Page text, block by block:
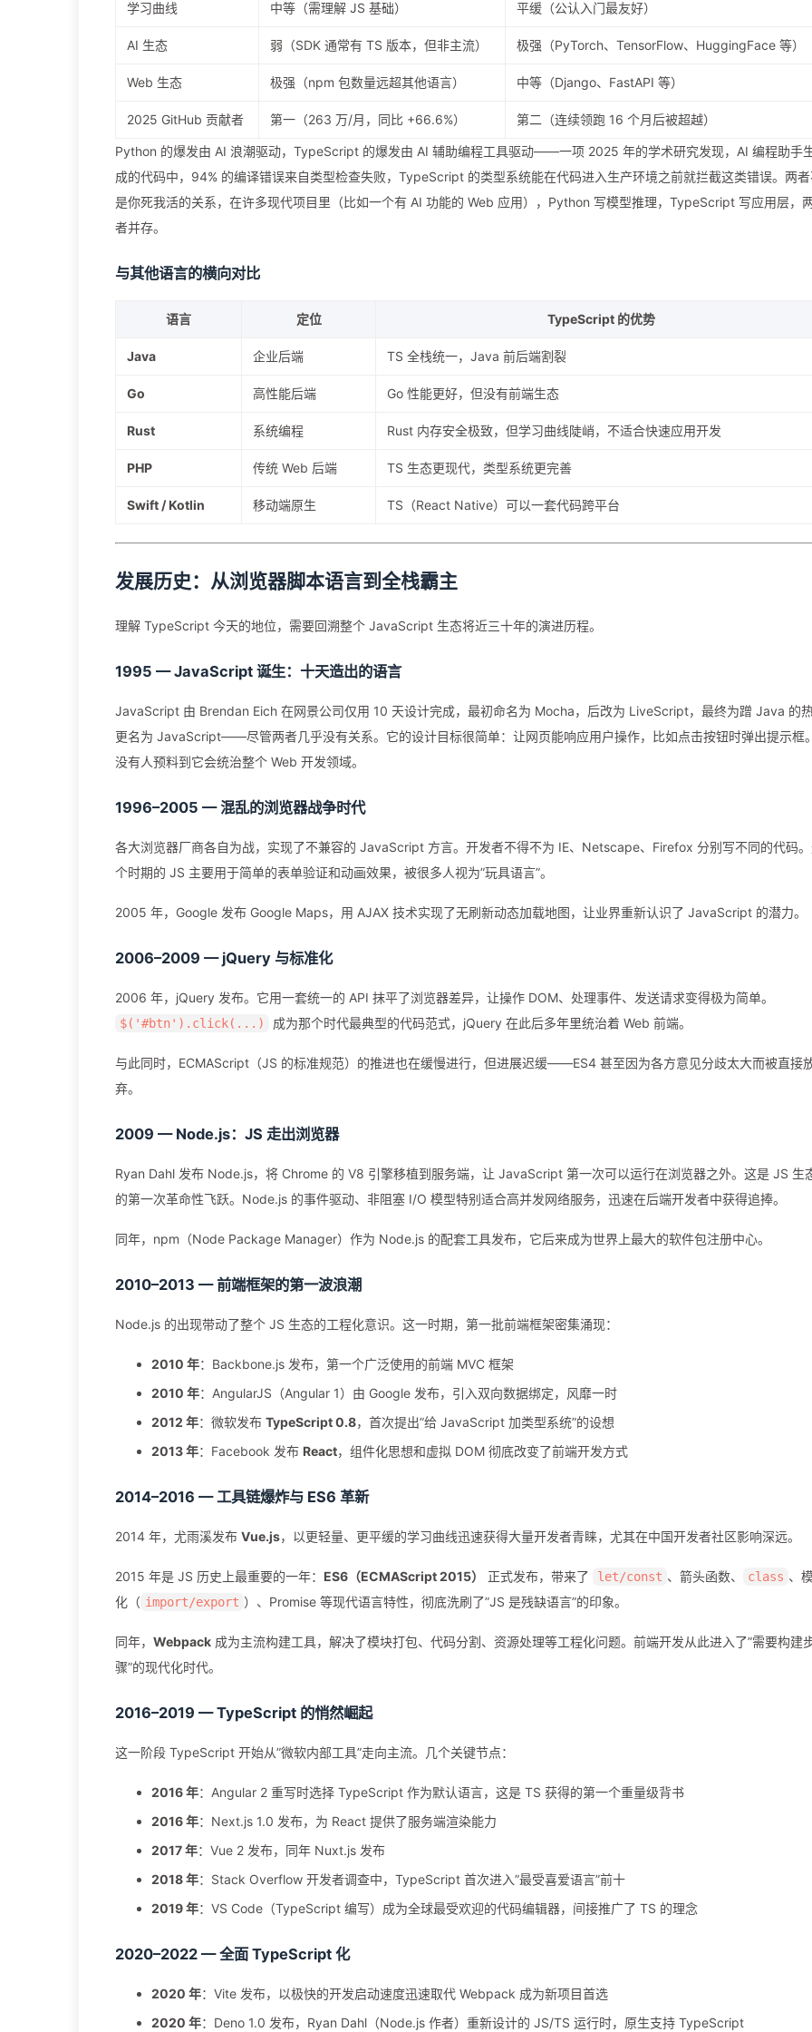
学习曲线 中等（需理解 JS 基础） 平缓（公认入门最友好）
AI 生态 弱（SDK 通常有 TS 版本，但非主流） 极强（PyTorch、TensorFlow、HuggingFace 等）
Web 生态 极强（npm 包数量远超其他语言） 中等（Django、FastAPI 等）
2025 GitHub 贡献者 第一（263 万/月，同比 +66.6%） 第二（连续领跑 16 个月后被超越）
Python 的爆发由 AI 浪潮驱动，TypeScript 的爆发由 AI 辅助编程工具驱动——一项 2025 年的学术研究发现，AI 编程助手
成的代码中，94% 的编译错误来自类型检查失败，TypeScript 的类型系统能在代码进入生产环境之前就拦截这类错误。两
是你死我活的关系，在许多现代项目里（比如一个有 AI 功能的 Web 应用），Python 写模型推理，TypeScript 写应用层，
者并存。
与其他语言的横向对比
语言 定位 TypeScript 的优势
Java 企业后端 TS 全栈统一，Java 前后端割裂
Go 高性能后端 Go 性能更好，但没有前端生态
Rust 系统编程 Rust 内存安全极致，但学习曲线陡峭，不适合快速应用开发
PHP 传统 Web 后端 TS 生态更现代，类型系统更完善
Swift / Kotlin 移动端原生 TS（React Native）可以一套代码跨平台
发展历史：从浏览器脚本语言到全栈霸主
理解 TypeScript 今天的地位，需要回溯整个 JavaScript 生态将近三十年的演进历程。
1995 — JavaScript 诞生：十天造出的语言
JavaScript 由 Brendan Eich 在网景公司仅用 10 天设计完成，最初命名为 Mocha，后改为 LiveScript，最终为蹭 Java 的
更名为 JavaScript——尽管两者几乎没有关系。它的设计目标很简单：让网页能响应用户操作，比如点击按钮时弹出提示框
没有人预料到它会统治整个 Web 开发领域。
1996–2005 — 混乱的浏览器战争时代
各大浏览器厂商各自为战，实现了不兼容的 JavaScript 方言。开发者不得不为 IE、Netscape、Firefox 分别写不同的代码
个时期的 JS 主要用于简单的表单验证和动画效果，被很多人视为”玩具语言”。
2005 年，Google 发布 Google Maps，用 AJAX 技术实现了无刷新动态加载地图，让业界重新认识了 JavaScript 的潜力。
2006–2009 — jQuery 与标准化
2006 年，jQuery 发布。它用一套统一的 API 抹平了浏览器差异，让操作 DOM、处理事件、发送请求变得极为简单。
$('#btn').click(...) 成为那个时代最典型的代码范式，jQuery 在此后多年里统治着 Web 前端。
与此同时，ECMAScript（JS 的标准规范）的推进也在缓慢进行，但进展迟缓——ES4 甚至因为各方意见分歧太大而被直接
弃。
2009 — Node.js：JS 走出浏览器
Ryan Dahl 发布 Node.js，将 Chrome 的 V8 引擎移植到服务端，让 JavaScript 第一次可以运行在浏览器之外。这是 JS 生
的第一次革命性飞跃。Node.js 的事件驱动、非阻塞 I/O 模型特别适合高并发网络服务，迅速在后端开发者中获得追捧。
同年，npm（Node Package Manager）作为 Node.js 的配套工具发布，它后来成为世界上最大的软件包注册中心。
2010–2013 — 前端框架的第一波浪潮
Node.js 的出现带动了整个 JS 生态的工程化意识。这一时期，第一批前端框架密集涌现：
2010 年：Backbone.js 发布，第一个广泛使用的前端 MVC 框架
2010 年：AngularJS（Angular 1）由 Google 发布，引入双向数据绑定，风靡一时
2012 年：微软发布 TypeScript 0.8，首次提出”给 JavaScript 加类型系统”的设想
2013 年：Facebook 发布 React，组件化思想和虚拟 DOM 彻底改变了前端开发方式
2014–2016 — 工具链爆炸与 ES6 革新
2014 年，尤雨溪发布 Vue.js，以更轻量、更平缓的学习曲线迅速获得大量开发者青睐，尤其在中国开发者社区影响深远。
2015 年是 JS 历史上最重要的一年： ES6（ECMAScript 2015） 正式发布，带来了 let/const 、箭头函数、 class 、
化（ import/export ）、Promise 等现代语言特性，彻底洗刷了”JS 是残缺语言”的印象。
同年， Webpack 成为主流构建工具，解决了模块打包、代码分割、资源处理等工程化问题。前端开发从此进入了”需要构建
骤”的现代化时代。
2016–2019 — TypeScript 的悄然崛起
这一阶段 TypeScript 开始从”微软内部工具”走向主流。几个关键节点：
2016 年：Angular 2 重写时选择 TypeScript 作为默认语言，这是 TS 获得的第一个重量级背书
2016 年：Next.js 1.0 发布，为 React 提供了服务端渲染能力
2017 年：Vue 2 发布，同年 Nuxt.js 发布
2018 年：Stack Overflow 开发者调查中，TypeScript 首次进入”最受喜爱语言”前十
2019 年：VS Code（TypeScript 编写）成为全球最受欢迎的代码编辑器，间接推广了 TS 的理念
2020–2022 — 全面 TypeScript 化
2020 年：Vite 发布，以极快的开发启动速度迅速取代 Webpack 成为新项目首选
2020 年：Deno 1.0 发布，Ryan Dahl（Node.js 作者）重新设计的 JS/TS 运行时，原生支持 TypeScript